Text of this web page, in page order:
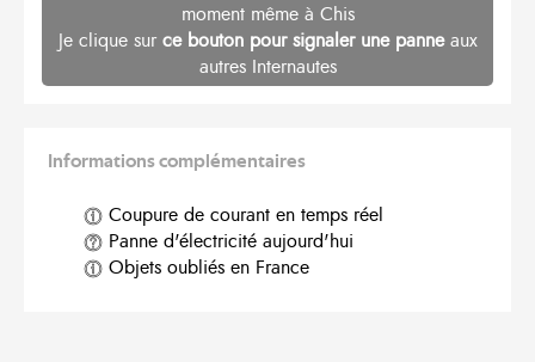
moment même à Chis
Je clique sur ce bouton pour signaler une panneaux
autres Internautes
Informations complémentaires
Coupure de courant en temps réel
Panne d'électricité aujourd'hui
Objets oubliés en France